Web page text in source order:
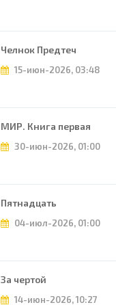
Челнок Предтеч
15-июн-2026, 03:48
МИР. Книга первая
30-июн-2026, 01:00
Пятнадцать
04-июл-2026, 01:00
За чертой
14-июн-2026, 10:27